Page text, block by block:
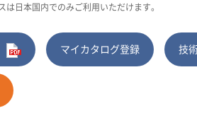
は日本国内でのみご利用いただけます。
マイカタログ登録 技